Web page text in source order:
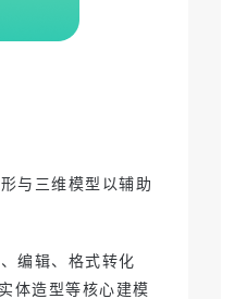
与三维模型以辅助
编辑、格式转化
体造型等核心建模
2026-05-21 10:28
Zixel 云原生 CAD 适合谁用？制造
在Mac上不能用SolidWorks？Zixel
跨时区协作总拖后腿？实时工具如
何让全球团队同步在线？
2025-05-28 16:47
子虔科技入选上海市重点产业和领